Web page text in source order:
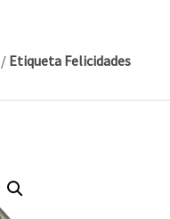
/ Etiqueta Felicidades